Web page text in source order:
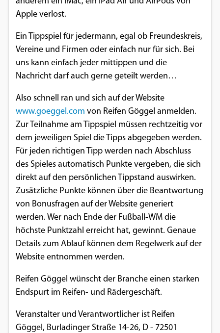
Apple verlost.
Ein Tippspiel für jedermann, egal ob Freundeskreis,
Vereine und Firmen oder einfach nur für sich. Bei
uns kann einfach jeder mittippen und die
Nachricht darf auch gerne geteilt werden…
Also schnell ran und sich auf der Website
www.goeggel.com von Reifen Göggel anmelden.
Zur Teilnahme am Tippspiel müssen rechtzeitig vor
dem jeweiligen Spiel die Tipps abgegeben werden.
Für jeden richtigen Tipp werden nach Abschluss
des Spieles automatisch Punkte vergeben, die sich
direkt auf den persönlichen Tippstand auswirken.
Zusätzliche Punkte können über die Beantwortung
von Bonusfragen auf der Website generiert
werden. Wer nach Ende der Fußball-WM die
höchste Punktzahl erreicht hat, gewinnt. Genaue
Details zum Ablauf können dem Regelwerk auf der
Website entnommen werden.
Reifen Göggel wünscht der Branche einen starken
Endspurt im Reifen- und Rädergeschäft.
Veranstalter und Verantwortlicher ist Reifen
Göggel, Burladinger Straße 14-26, D - 72501
Google